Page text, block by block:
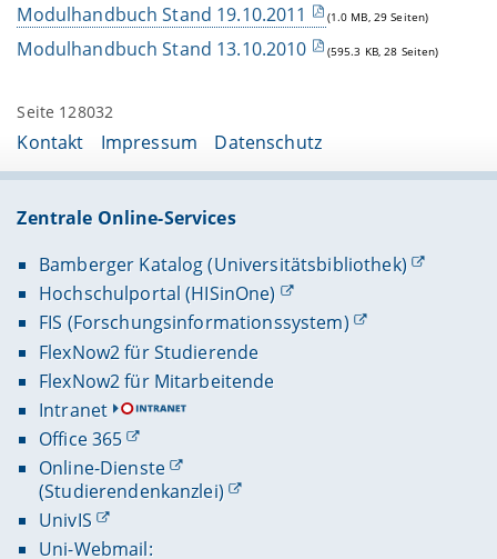
Modulhandbuch Stand 19.10.2011 (1.0 MB, 29 Seiten)
Modulhandbuch Stand 13.10.2010 (595.3 KB, 28 Seiten)
Seite 128032
Kontakt Impressum Datenschutz
Zentrale Online-Services
Bamberger Katalog (Universitätsbibliothek)
Hochschulportal (HISinOne)
FIS (Forschungsinformationssystem)
FlexNow2 für Studierende
FlexNow2 für Mitarbeitende
Intranet
Office 365
Online-Dienste
(Studierendenkanzlei)
UnivIS
Uni-Webmail: